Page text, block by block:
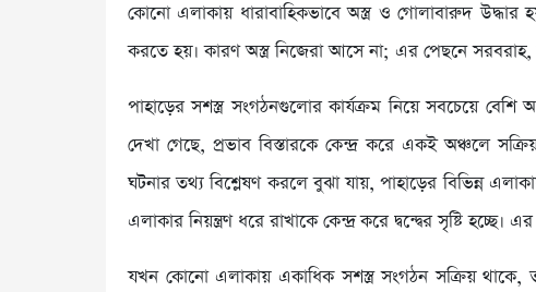
কোনো এলাকায় ধারাবাহিকভাবে অস্ত্র ও গোলাবারুদ উদ্ধার
করতে হয়। কারণ অস্ত্র নিজেরা আসে না; এর পেছনে
পাহাড়ের সশস্ত্র সংগঠনগুলোর কার্যক্রম নিয়ে সবচেয়ে
দেখা গেছে, প্রভাব বিস্তারকে কেন্দ্র করে একই অঞ্চলে
ঘটনার তথ্য বিশ্লেষণ করলে বুঝা যায়, পাহাড়ের বিভিন্ন
এলাকার নিয়ন্ত্রণ ধরে রাখাকে কেন্দ্র করে দ্বন্দ্বের সৃষ্টি
যখন কোনো এলাকায় একাধিক সশস্ত্র সংগঠন সক্রিয় থাকে,